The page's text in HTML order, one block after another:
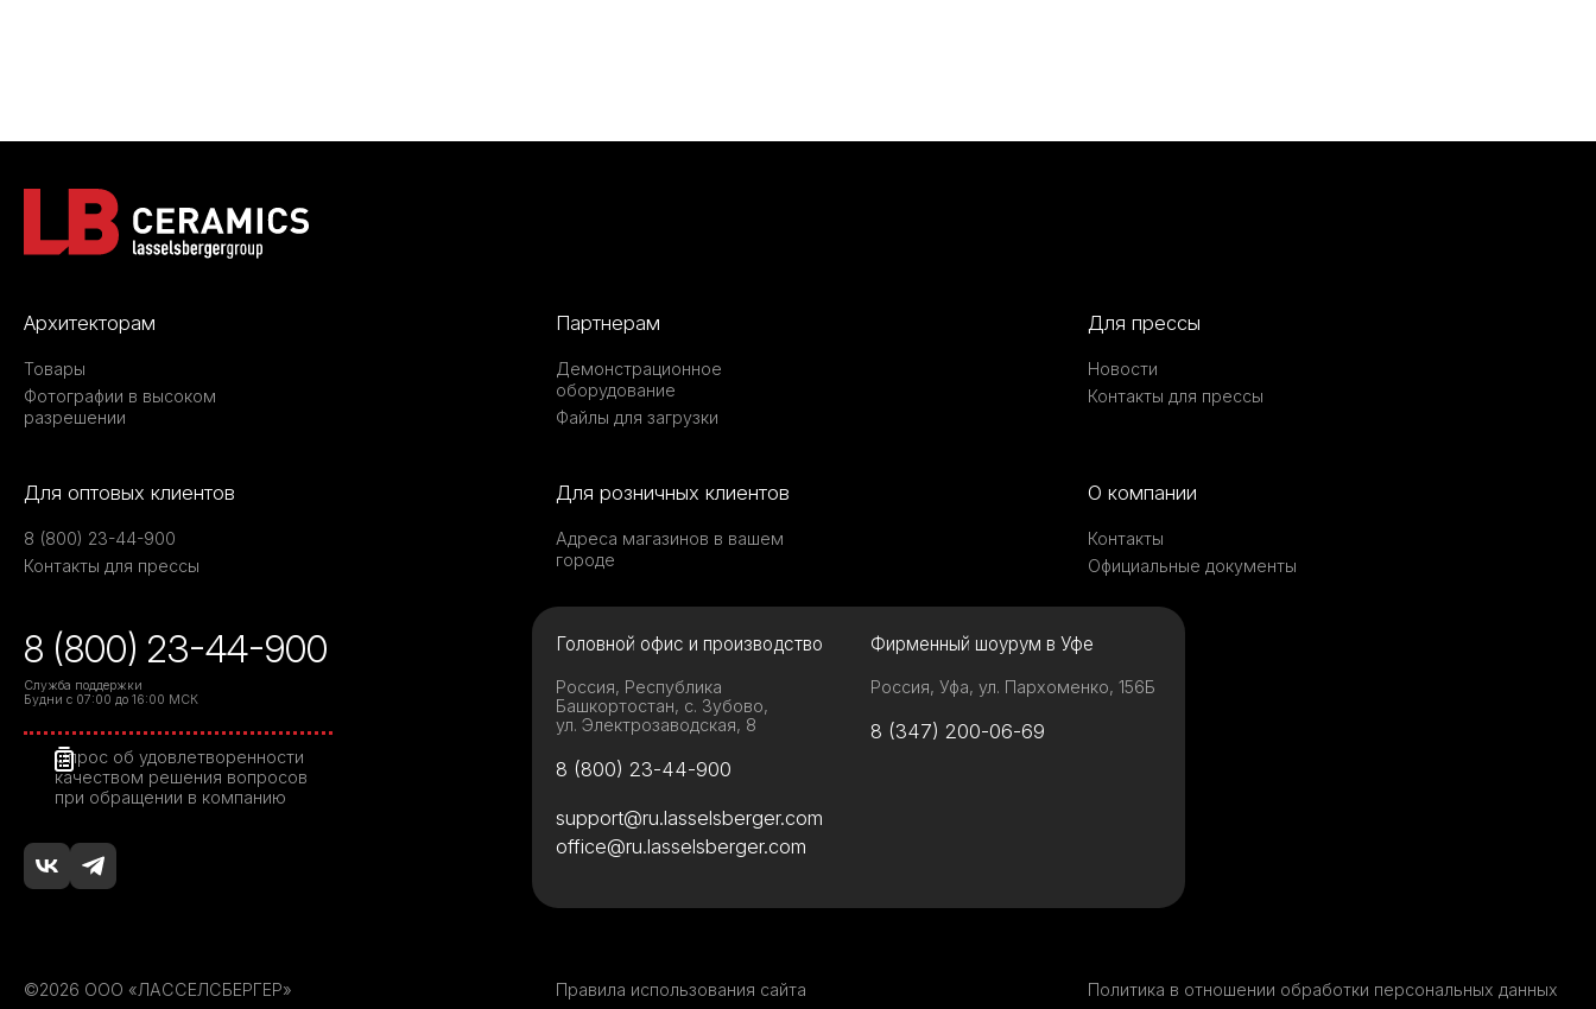
Архитекторам
Товары
Фотографии в высоком
разрешении
Партнерам
Демонстрационное
оборудование
Файлы для загрузки
Для прессы
Новости
Контакты для прессы
Для оптовых клиентов
8 (800) 23-44-900
Контакты для прессы
Для розничных клиентов
Адреса магазинов в вашем
городе
О компании
Контакты
Официальные документы
8 (800) 23-44-900
Служба поддержки
Будни с 07:00 до 16:00 МСК
Опрос об удовлетворенности
качеством решения вопросов
при обращении в компанию
Головной офис и производство
Россия, Республика
Башкортостан, с. Зубово,
ул. Электрозаводская, 8
8 (800) 23-44-900
Фирменный шоурум в Уфе
Россия, Уфа, ул. Пархоменко, 156Б
8 (347) 200-06-69
support@ru.lasselsberger.com
office@ru.lasselsberger.com
©2026 ООО «ЛАССЕЛСБЕРГЕР» Правила использования сайта Политика в отношении обработки персональных данных